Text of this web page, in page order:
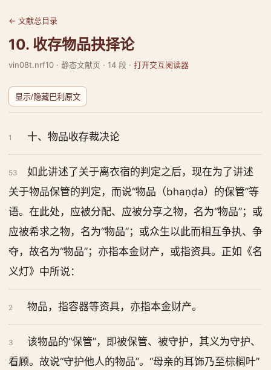
← 文献总目录
10. 收存物品抉择论
vin08t.nrf10 · 静态文献页 · 14 段 · 打开交互阅读器
显示/隐藏巴利原文
1 十、物品收存裁决论
53
如此讲述了关于离衣宿的判定之后，现在为了讲述
关于物品保管的判定，而说“物品（bhaṇḍa）的保管”等
语。在此处，应被分配、应被分享之物，名为“物品”；或
应被希求之物，名为“物品”；或众生以此而相互争执、争
夺，故名为“物品”；亦指本金财产，或指资具。正如《名
义灯》中所说：
2 物品，指容器等资具，亦指本金财产。
3
该物品的“保管”，即被保管、被守护，其义为守护、
看顾。故说“守护他人的物品”。“母亲的耳饰乃至棕榈叶”